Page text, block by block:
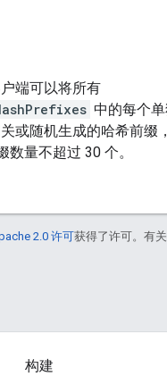
端可以将所有
中的每个
或随机生成的哈希前缀
量不超过 30 个。
2.0 许可获得了许可。有
构建